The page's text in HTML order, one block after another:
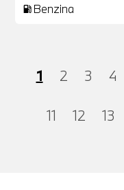
local_gas_station Benzina
1 2 3 4
11 12 13